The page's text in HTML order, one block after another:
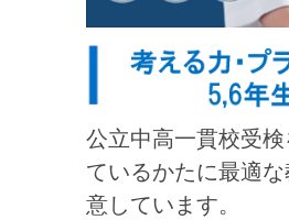
公立中高一貫校受
ているかたに最適
意しています。